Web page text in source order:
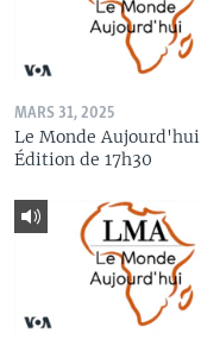
MARS 31, 2025
Le Monde Aujourd'hui
Édition de 17h30